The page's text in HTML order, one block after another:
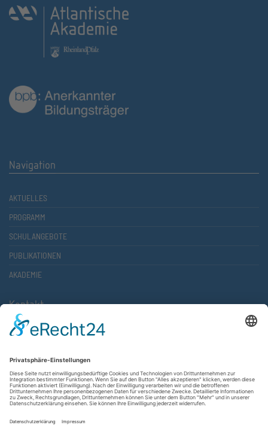
Navigation
AKTUELLES
PROGRAMM
SCHULANGEBOTE
PUBLIKATIONEN
AKADEMIE
Kontakt
Atlantische Akademie Rheinland-Pfalz e.V.
67657 Kaiserslautern
FON 0631 36610-0
FAX 0631 36610-15